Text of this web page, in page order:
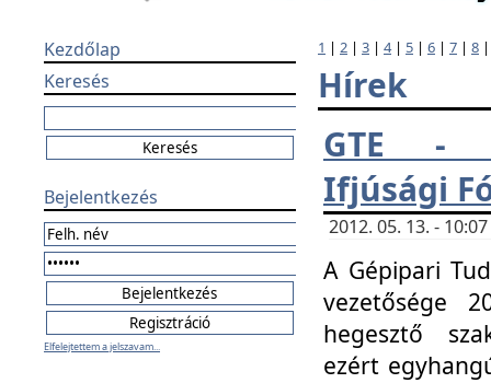
Kezdőlap
Keresés
Bejelentkezés
Elfelejtettem a jelszavam...
1 | 2 | 3 | 4| 5 | 6 | 7 | 8
Hírek
GTE -
Ifjúsági
2012. 05. 13. -
A Gépipari
vezetősége
hegesztő
ezért